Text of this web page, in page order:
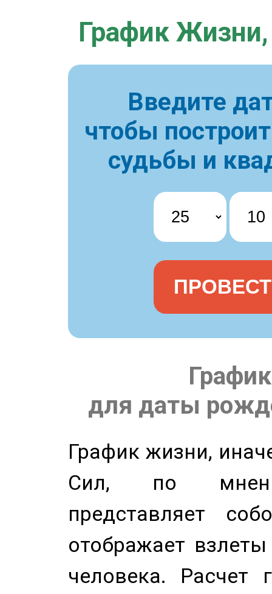
График Жизни,
Введите
чтобы
судьбы и
для даты
График жизни,
Сил, по
представляет
отображает
человека. Расчет